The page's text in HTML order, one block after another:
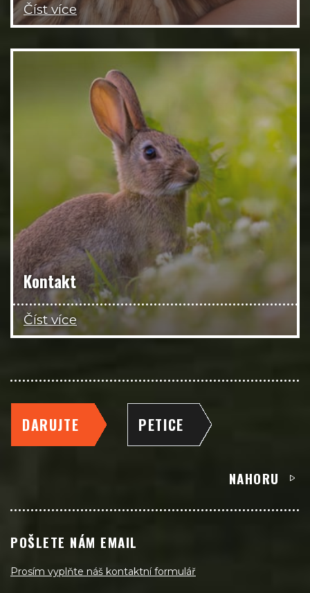
Číst více
Kontakt
Číst více
DARUJTE PETICE
NAHORU
POŠLETE NÁM EMAIL
Prosím vyplňte náš kontaktní formulář